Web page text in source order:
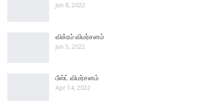
Jun 8, 2022
விக்ரம் விமர்சனம்
Jun 5, 2022
பீஸ்ட் விமர்சனம்
Apr 14, 2022